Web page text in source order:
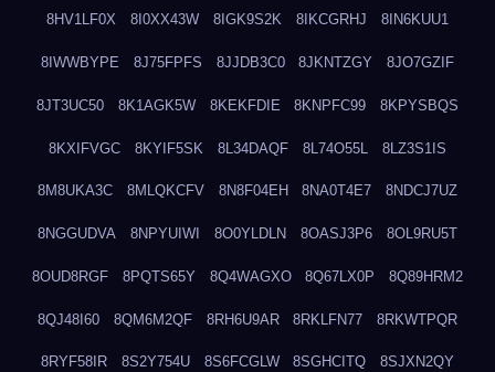
8HV1LF0X 8I0XX43W 8IGK9S2K 8IKCGRHJ 8IN6KUU1
8IWWBYPE 8J75FPFS 8JJDB3C0 8JKNTZGY 8JO7GZIF
8JT3UC50 8K1AGK5W 8KEKFDIE 8KNPFC99 8KPYSBQS
8KXIFVGC 8KYIF5SK 8L34DAQF 8L74O55L 8LZ3S1IS
8M8UKA3C 8MLQKCFV 8N8F04EH 8NA0T4E7 8NDCJ7UZ
8NGGUDVA 8NPYUIWI 8O0YLDLN 8OASJ3P6 8OL9RU5T
8OUD8RGF 8PQTS65Y 8Q4WAGXO 8Q67LX0P 8Q89HRM2
8QJ48I60 8QM6M2QF 8RH6U9AR 8RKLFN77 8RKWTPQR
8RYF58IR 8S2Y754U 8S6FCGLW 8SGHCITQ 8SJXN2QY